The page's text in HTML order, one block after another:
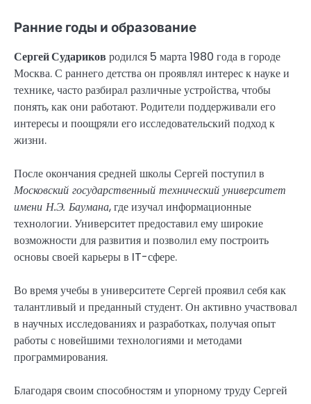
Ранние годы и образование
Сергей Судариков родился 5 марта 1980 года в городе
Москва. С раннего детства он проявлял интерес к науке и
технике, часто разбирал различные устройства, чтобы
понять, как они работают. Родители поддерживали его
интересы и поощряли его исследовательский подход к
жизни.
После окончания средней школы Сергей поступил в
Московский государственный технический университет
имени Н.Э. Баумана, где изучал информационные
технологии. Университет предоставил ему широкие
возможности для развития и позволил ему построить
основы своей карьеры в IT-сфере.
Во время учебы в университете Сергей проявил себя как
талантливый и преданный студент. Он активно участвовал
в научных исследованиях и разработках, получая опыт
работы с новейшими технологиями и методами
программирования.
Благодаря своим способностям и упорному труду Сергей